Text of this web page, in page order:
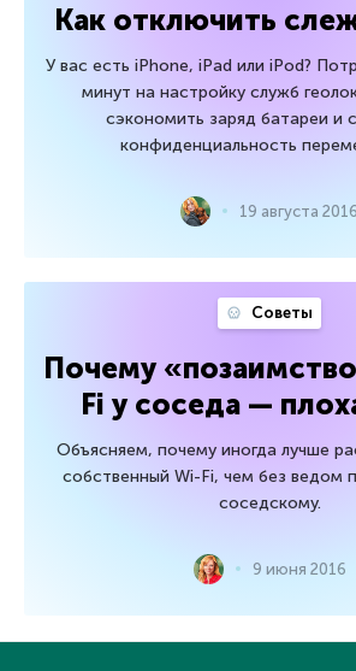
Как отключить
У вас есть iPhone, iPad или iPod?
минут на настройку служб
сэкономить заряд батареи и
конфиденциальность
19 августа 2016
Советы
Почему
Fi у соседа —
Объясняем, почему иногда лучше
собственный Wi-Fi, чем без ведом
соседскому.
9 июня 2016